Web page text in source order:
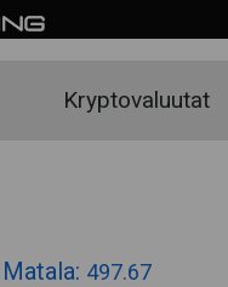
Kryptovaluutat
Matala: 497.67